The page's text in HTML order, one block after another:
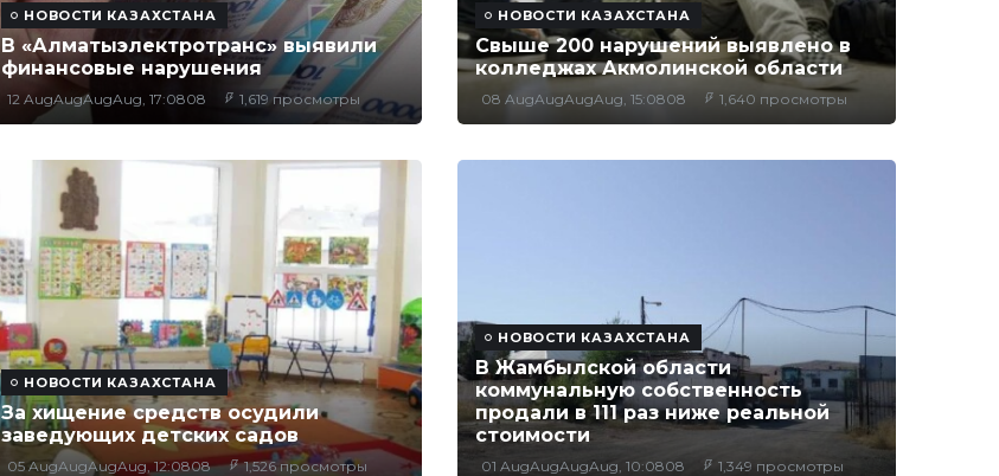
НОВОСТИ КАЗАХСТАНА
В «Алматыэлектротранс» выявили
финансовые нарушения
12 AugAugAugAug, 17:0808 1,619 просмотры
НОВОСТИ КАЗАХСТАНА
Свыше 200 нарушений выявлено в
колледжах Акмолинской области
08 AugAugAugAug, 15:0808 1,640 просмотры
НОВОСТИ КАЗАХСТАНА
За хищение средств осудили
заведующих детских садов
05 AugAugAugAug, 12:0808 1,526 просмотры
НОВОСТИ КАЗАХСТАНА
В Жамбылской области
коммунальную собственность
продали в 111 раз ниже реальной
стоимости
01 AugAugAugAug, 10:0808 1,349 просмотры